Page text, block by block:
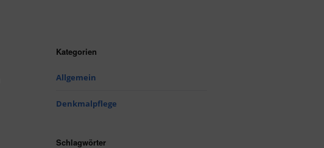
Kategorien
Allgemein
Denkmalpflege
Schlagwörter